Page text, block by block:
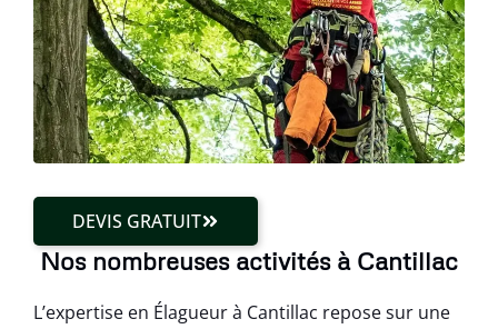
DEVIS GRATUIT
Nos nombreuses activités à Cantillac
L’expertise en Élagueur à Cantillac repose sur une